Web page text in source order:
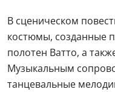
В сценическом
костюмы, созданные
полотен Ватто, а
Музыкальным
танцевальные